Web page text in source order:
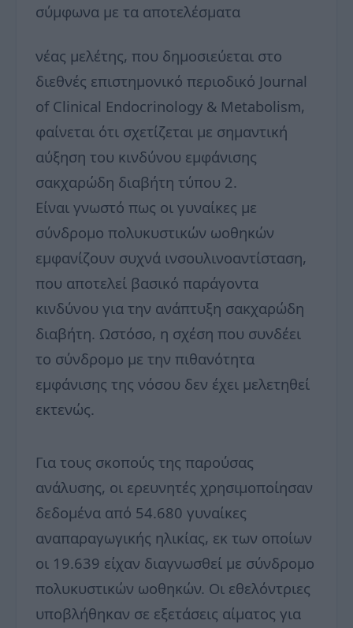
σύμφωνα με τα αποτελέσματα
νέας μελέτης, που δημοσιεύεται στο
διεθνές επιστημονικό περιοδικό Journal
of Clinical Endocrinology & Metabolism,
φαίνεται ότι σχετίζεται με σημαντική
αύξηση του κινδύνου εμφάνισης
σακχαρώδη διαβήτη τύπου 2.
Είναι γνωστό πως οι γυναίκες με
σύνδρομο πολυκυστικών ωοθηκών
εμφανίζουν συχνά ινσουλινοαντίσταση,
που αποτελεί βασικό παράγοντα
κινδύνου για την ανάπτυξη σακχαρώδη
διαβήτη. Ωστόσο, η σχέση που συνδέει
το σύνδρομο με την πιθανότητα
εμφάνισης της νόσου δεν έχει μελετηθεί
εκτενώς.
Για τους σκοπούς της παρούσας
ανάλυσης, οι ερευνητές χρησιμοποίησαν
δεδομένα από 54.680 γυναίκες
αναπαραγωγικής ηλικίας, εκ των οποίων
οι 19.639 είχαν διαγνωσθεί με σύνδρομο
πολυκυστικών ωοθηκών. Οι εθελόντριες
υποβλήθηκαν σε εξετάσεις αίματος για